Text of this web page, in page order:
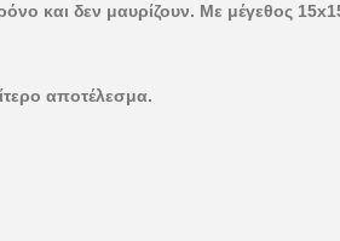
και δεν μαυρίζουν. Με μέγεθος
αποτέλεσμα.